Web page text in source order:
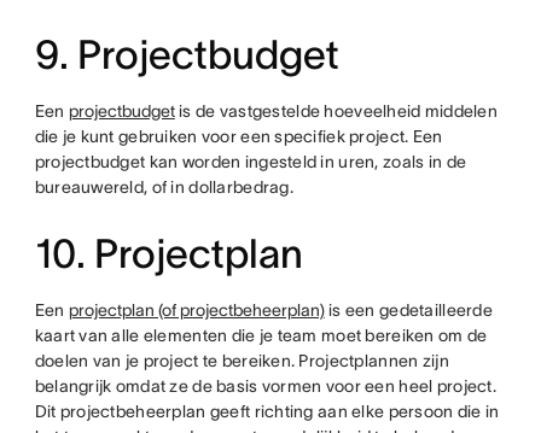
9. Projectbudget
Een projectbudgetis de vastgestelde hoeveelheid middelen
die je kunt gebruiken voor een specifiek project. Een
projectbudget kan worden ingesteld in uren, zoals in de
bureauwereld, of in dollarbedrag.
10. Projectplan
Een projectplan (of projectbeheerplan)is een gedetailleerde
kaart van alle elementen die je team moet bereiken om de
doelen van je project te bereiken. Projectplannen zijn
belangrijk omdat ze de basis vormen voor een heel project.
Dit projectbeheerplan geeft richting aan elke persoon die in